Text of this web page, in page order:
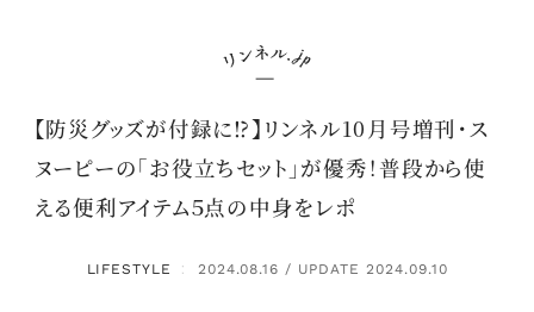
【防災グッズが付録に⁉】リンネル10月号増刊・ス
ヌーピーの「お役立ちセット」が優秀！普段から使
える便利アイテム５点の中身をレポ
LIFESTYLE ： 2024.08.16 / UPDATE 2024.09.10